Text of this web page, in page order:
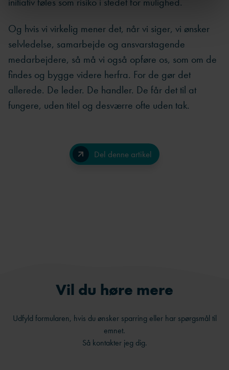
Og hvis vi virkelig mener det, når vi siger, vi ønsker
selvledelse, samarbejde og ansvarstagende
medarbejdere, så må vi også opføre os, som om de
findes og bygge videre herfra. For de gør det
allerede. De leder. De handler. De får det til at
fungere, uden titel og desværre ofte uden tak.
Del denne artikel
Vil du høre mere
Udfyld formularen, hvis du ønsker sparring eller har spørgsmål til
emnet.
Så kontakter jeg dig.